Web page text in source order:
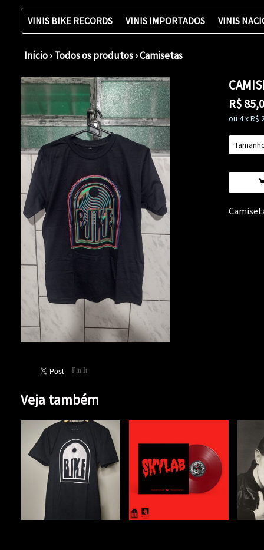
VINIS BIKE RECORDS VINIS IMPORTADOS VINIS
Início›Todos os produtos›Camisetas
Pin It
R$
ou 4xR$
Veja também